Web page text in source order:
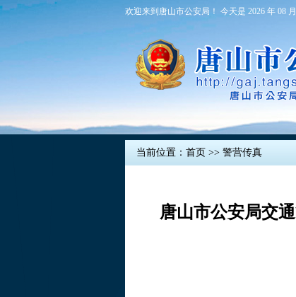
欢迎来到唐山市公安局！ 今天是 2026 年 08 月
当前位置： 首页 >> 警营传真
唐山市公安局交